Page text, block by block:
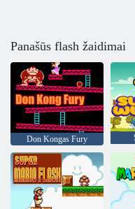
Panašūs flash žaidimai
Don Kongas Fury